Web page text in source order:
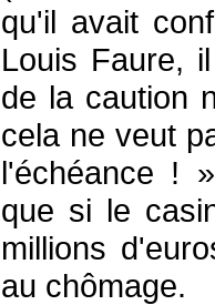
qu'il avait
Louis Faure,
de la caution
cela ne veut
l'échéance !
que si le
millions
au chômage.